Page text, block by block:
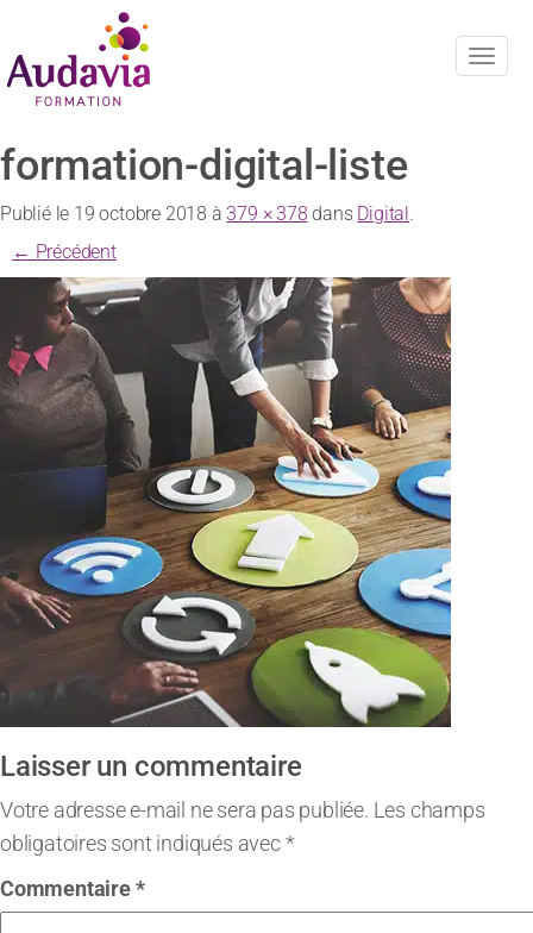
formation-digital-liste
Publié le 19 octobre 2018 à379 × 378 dans Digital .
← Précédent
Laisser un commentaire
Votre adresse e-mail ne sera pas publiée. Les champs
obligatoires sont indiqués avec*
Commentaire*